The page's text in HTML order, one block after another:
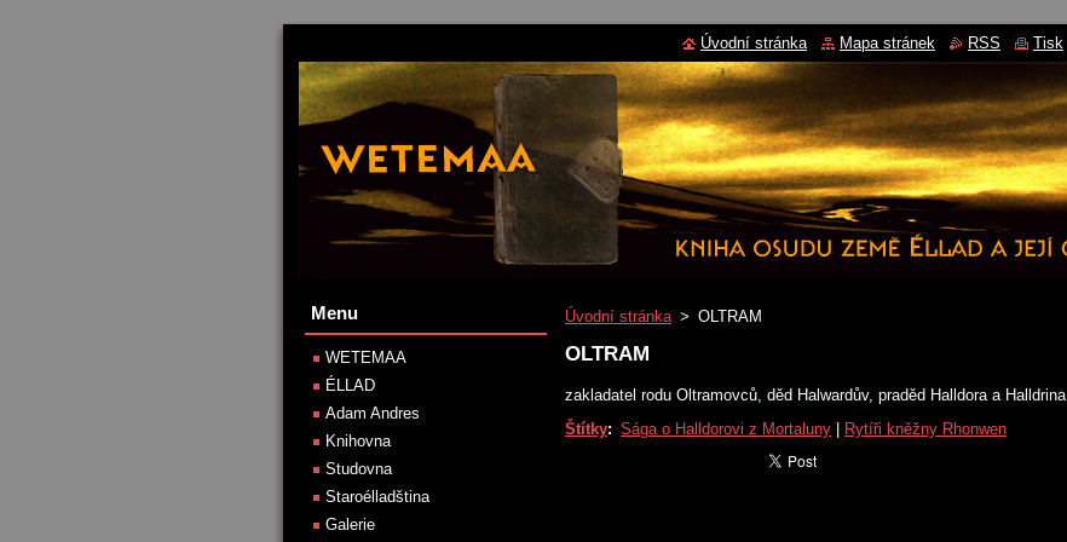
Úvodní stránka > OLTRAM
OLTRAM
zakladatel rodu Oltramovců, děd Halwardův, praděd Halldora a Halldrina
Štítky: Sága o Halldorovi z Mortaluny Rytíři kněžny Rhonwen
Menu
WETEMAA
ÉLLAD
Adam Andres
Knihovna
Studovna
Staroélladština
Galerie
Úvodní stránka Mapa stránek RSS Tisk